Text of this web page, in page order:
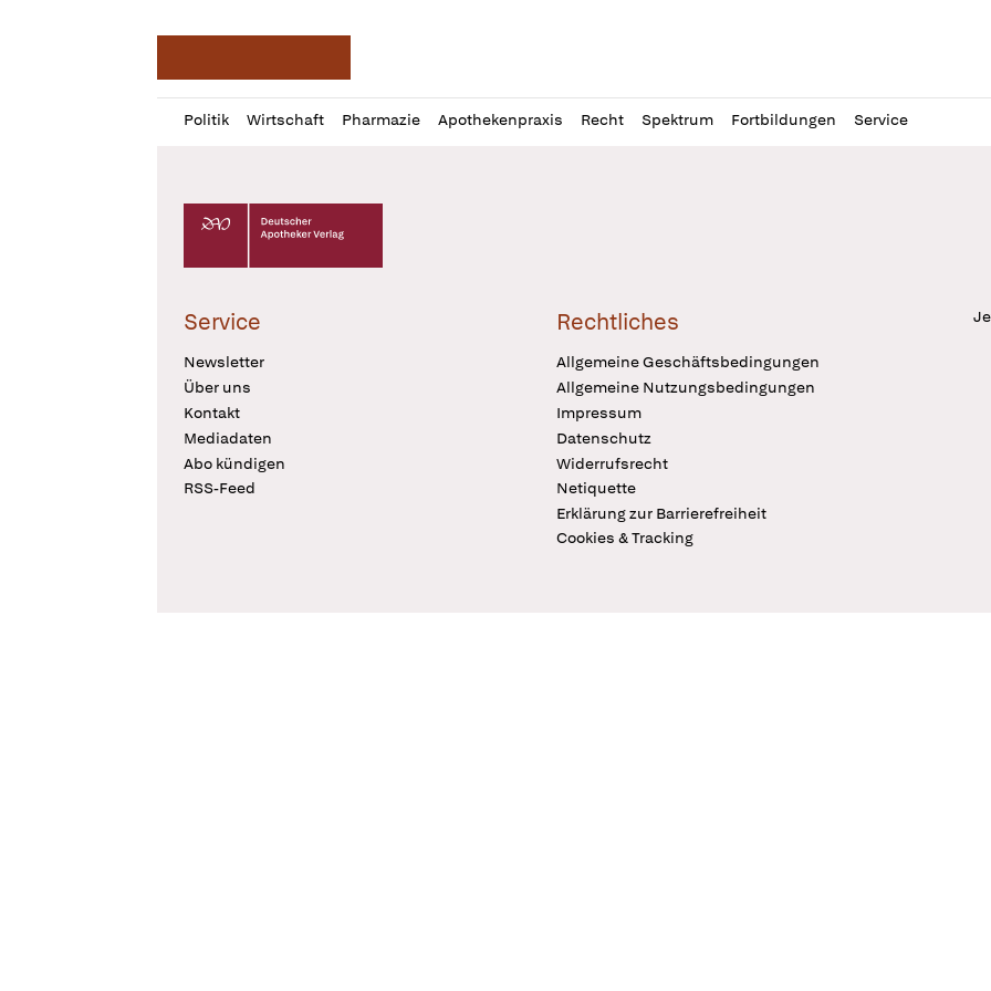
Politik Wirtschaft Pharmazie Apothekenpraxis Recht Spektrum Fortbildungen Service
Profil
öffnen
Daz
Pur
Deutscher Apotheker Verlag Logo
Service
Newsletter
Über uns
Kontakt
Mediadaten
Abo kündigen
RSS-Feed
Rechtliches
Allgemeine Geschäftsbedingungen
Allgemeine Nutzungsbedingungen
Impressum
Datenschutz
Widerrufsrecht
Netiquette
Erklärung zur Barrierefreiheit
Cookies & Tracking